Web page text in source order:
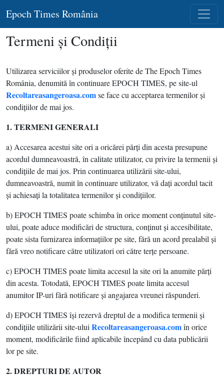
Epoch Times România
Termeni şi Condiţii
Utilizarea serviciilor şi produselor oferite de The Epoch Times
România, denumită în continuare EPOCH TIMES, pe site-ul
Recoltareasangeroasa.comse face cu acceptarea termenilor şi
condiţiilor de mai jos.
1. TERMENIGENERALI
a) Accesarea acestui site ori a oricărei părţi din acesta presupune
acordul dumneavoastră, în calitate utilizator, cu privire la termenii şi
condiţiile de mai jos. Prin continuarea utilizării site-ului,
dumneavoastră, numit în continuare utilizator, vă daţi acordul tacit
şi achiesaţi la totalitatea termenilor şi condiţiilor.
b) EPOCH TIMES poate schimba în orice moment conţinutul site-
ului, poate aduce modificări de structura, conţinut şi accesibilitate,
poate sista furnizarea informaţiilor pe site, fără un acord prealabil şi
fără vreo notificare către utilizatori ori către terţe persoane.
c) EPOCH TIMES poate limita accesul la site ori la anumite părţi
din acesta. Totodată, EPOCH TIMES poate limita accesul
anumitor IP-uri fără notificare şi angajarea vreunei răspunderi.
d) EPOCH TIMES îşi rezervă dreptul de a modifica termenii şi
condiţiile utilizării site-ului Recoltareasangeroasa.comîn orice
moment, modificările fiind aplicabile începând cu data publicării
lor pe site.
2.DREPTURI DE AUTOR